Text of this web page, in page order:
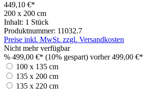
449,10 €*
200 x 200 cm
Inhalt: 1 Stück
Produktnummer: 11032.7
Preise inkl. MwSt. zzgl. Versandkosten
Nicht mehr verfügbar
% 499,00 €* (10% gespart) vorher 499,00 €*
100 x 135 cm
135 x 200 cm
135 x 220 cm